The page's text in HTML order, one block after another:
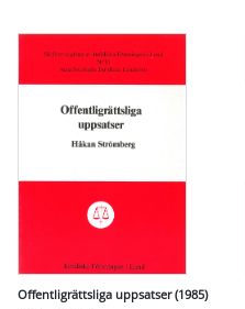
Offentligrättsliga uppsatser (1985)